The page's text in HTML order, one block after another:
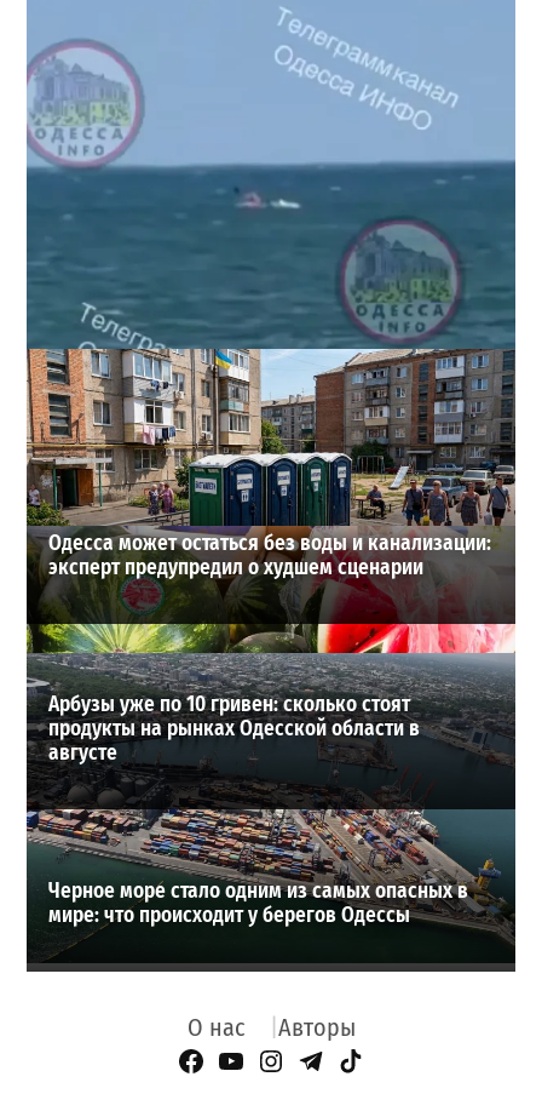
Под Одессой уносит в море ребенка на матрасе и
мужчину: идет спасательная операция
28-07-2026 в 17:51
ВИБОР РЕДАКЦИИ
Одесса может остаться без воды и канализации:
эксперт предупредил о худшем сценарии
Арбузы уже по 10 гривен: сколько стоят
продукты на рынках Одесской области в
августе
Черное море стало одним из самых опасных в
мире: что происходит у берегов Одессы
О нас Авторы
Facebook Page
YouTube
Instagram
Telegram
TikTok